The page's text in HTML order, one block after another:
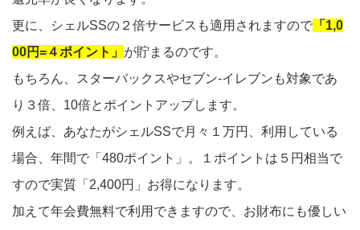
更に、シェルSSの２倍サービスも適用されますので 「1,0
00円=４ポイント」 が貯まるのです。
もちろん、スターバックスやセブン-イレブンも対象であ
り３倍、10倍とポイントアップします。
例えば、あなたがシェルSSで月々１万円、利用している
場合、年間で「480ポイント」。１ポイントは５円相当で
すので実質「2,400円」お得になります。
加えて年会費無料で利用できますので、お財布にも優しい